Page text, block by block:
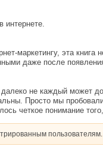
интернете.
маркетингу, эта
даже после
не каждый может
Просто мы
четкое понимание
пользователям.